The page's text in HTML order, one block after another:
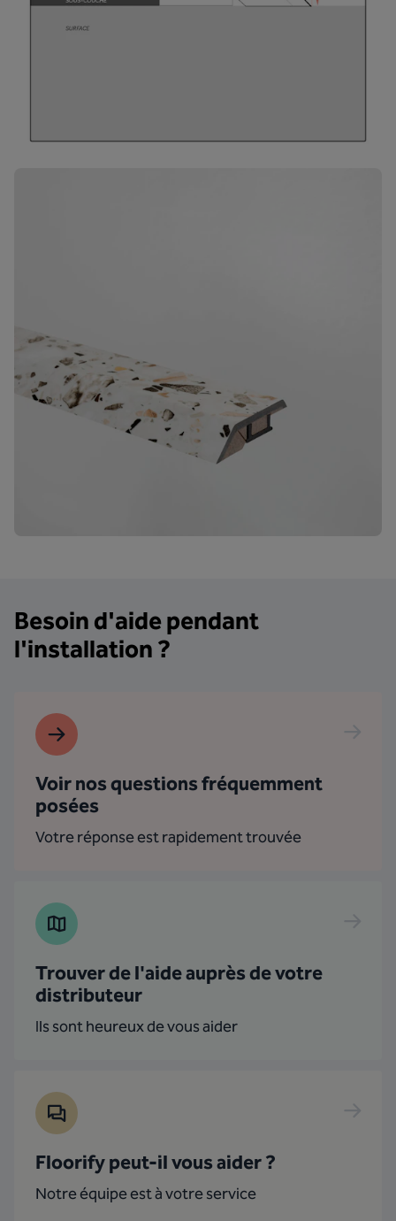
Besoin d'aide pendant
l'installation ?
Voir nos questions fréquemment
posées
Votre réponse est rapidement trouvée
Trouver de l'aide auprès de votre
distributeur
Ils sont heureux de vous aider
Floorify peut-il vous aider ?
Notre équipe est à votre service